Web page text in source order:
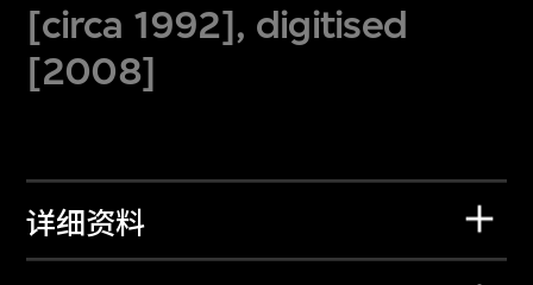
[circa 1992], digitised
[2008]
详细资料